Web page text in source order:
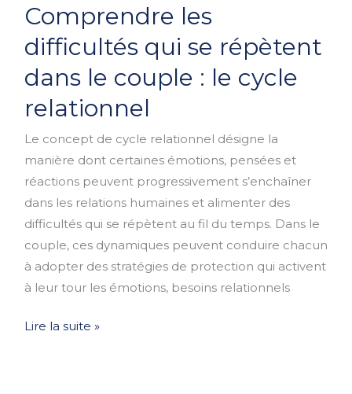
Comprendre les
difficultés qui se répètent
dans le couple : le cycle
relationnel
Le concept de cycle relationnel désigne la
manière dont certaines émotions, pensées et
réactions peuvent progressivement s’enchaîner
dans les relations humaines et alimenter des
difficultés qui se répètent au fil du temps. Dans le
couple, ces dynamiques peuvent conduire chacun
à adopter des stratégies de protection qui activent
à leur tour les émotions, besoins relationnels
les
difficultés
qui
se
répètent
dans
le
couple
le
cycle
relationnel
Lire la suite »